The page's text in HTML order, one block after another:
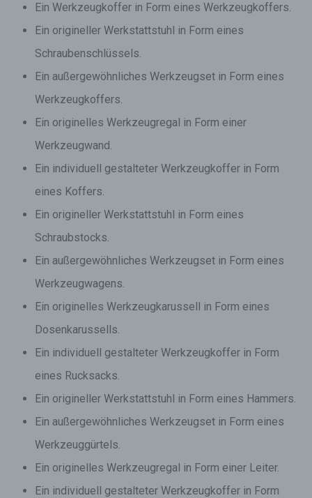
Ein Werkzeugkoffer in Form eines Werkzeugkoffers.
Ein origineller Werkstattstuhl in Form eines
Schraubenschlüssels.
Ein außergewöhnliches Werkzeugset in Form eines
Werkzeugkoffers.
Ein originelles Werkzeugregal in Form einer
Werkzeugwand.
Ein individuell gestalteter Werkzeugkoffer in Form
eines Koffers.
Ein origineller Werkstattstuhl in Form eines
Schraubstocks.
Ein außergewöhnliches Werkzeugset in Form eines
Werkzeugwagens.
Ein originelles Werkzeugkarussell in Form eines
Dosenkarussells.
Ein individuell gestalteter Werkzeugkoffer in Form
eines Rucksacks.
Ein origineller Werkstattstuhl in Form eines Hammers.
Ein außergewöhnliches Werkzeugset in Form eines
Werkzeuggürtels.
Ein originelles Werkzeugregal in Form einer Leiter.
Ein individuell gestalteter Werkzeugkoffer in Form